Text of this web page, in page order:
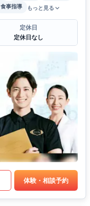
食事指導 もっと見る
定休日
定休日なし
体験・相談予約